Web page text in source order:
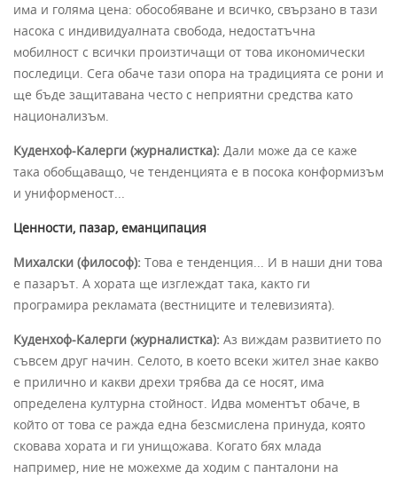
има и голяма цена: обособяване и всичко, свързано в тази
насока с индивидуалната свобода, недостатъчна
мобилност с всички произтичащи от това икономически
последици. Сега обаче тази опора на традицията се рони и
ще бъде защитавана често с неприятни средства като
национализъм.
Куденхоф-Калерги (журналистка): Дали може да се каже
така обобщаващо, че тенденцията е в посока конформизъм
и униформеност...
Ценности, пазар, еманципация
Михалски (философ): Това е тенденция... И в наши дни това
е пазарът. А хората ще изглеждат така, както ги
програмира рекламата (вестниците и телевизията).
Куденхоф-Калерги (журналистка): Аз виждам развитието по
съвсем друг начин. Селото, в което всеки жител знае какво
е прилично и какви дрехи трябва да се носят, има
определена културна стойност. Идва моментът обаче, в
който от това се ражда една безсмислена принуда, която
сковава хората и ги унищожава. Когато бях млада
например, ние не можехме да ходим с панталони на